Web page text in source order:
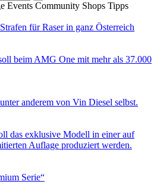
Events Community Shops Tipps
für Raser in ganz Österreich
beim AMG One mit mehr als 37.000
anderem von Vin Diesel selbst.
das exklusive Modell in einer auf
Auflage produziert werden.
Serie“